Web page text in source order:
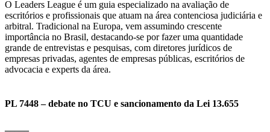
O Leaders League é um guia especializado na avaliação de
escritórios e profissionais que atuam na área contenciosa judiciária e
arbitral. Tradicional na Europa, vem assumindo crescente
importância no Brasil, destacando-se por fazer uma quantidade
grande de entrevistas e pesquisas, com diretores jurídicos de
empresas privadas, agentes de empresas públicas, escritórios de
advocacia e experts da área.
PL 7448 – debate no TCU e sancionamento da Lei 13.655